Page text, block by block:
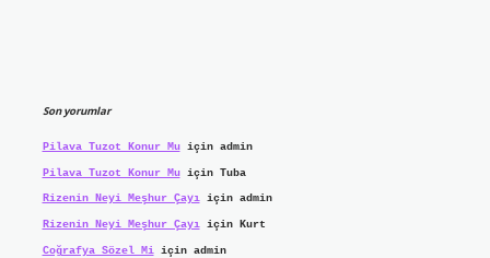
Son yorumlar
Pilava Tuzot Konur Muiçin admin
Pilava Tuzot Konur Muiçin Tuba
Rizenin Neyi Meşhur Çayıiçin admin
Rizenin Neyi Meşhur Çayıiçin Kurt
Coğrafya Sözel Miiçin admin